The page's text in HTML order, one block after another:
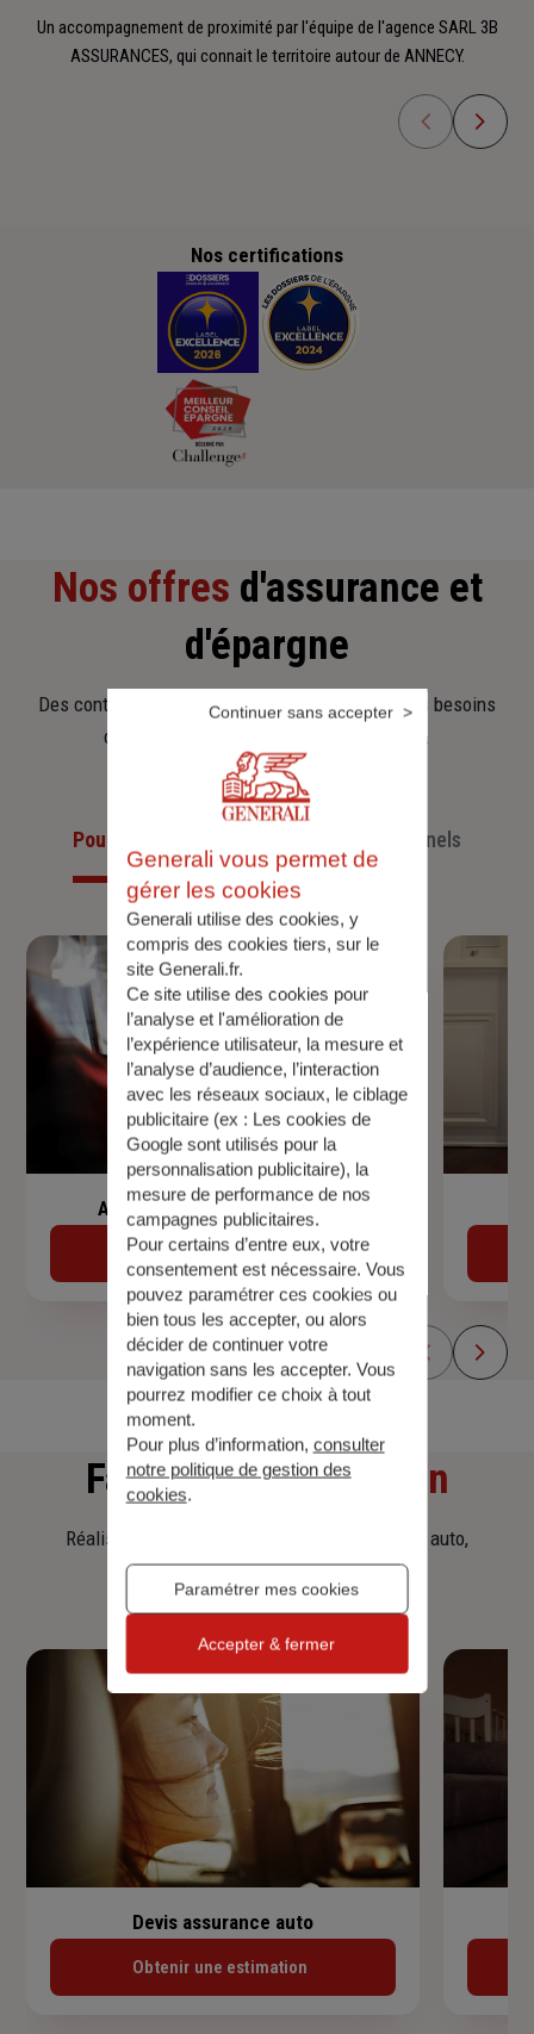
Un accompagnement de proximité par l'équipe de l'agence SARL 3B
ASSURANCES, qui connait le territoire autour de ANNECY.
Nos certifications
Nos offres d'assurance et
d'épargne
Des contrats clairs et flexibles pour sécuriser vos besoins
d’aujourd’hui et anticiper ceux de demain.
Pour les particuliers Pour les professionnels
Assurance de prêt immobilier
Découvrir
Faitesune simulation
Réalisez une simulation tarifaire d'assurance, auto,
habitation, prêt immobilier.
Devis assurance auto
Obtenir une estimation
Generali vous permet de
gérer les cookies
Generali utilise des cookies, y
compris des cookies tiers, sur le
site Generali.fr.
Ce site utilise des cookies pour
l’analyse et l'amélioration de
l’expérience utilisateur, la mesure et
l’analyse d’audience, l’interaction
avec les réseaux sociaux, le ciblage
publicitaire (ex : Les cookies de
Google sont utilisés pour la
personnalisation publicitaire), la
mesure de performance de nos
campagnes publicitaires.
Pour certains d’entre eux, votre
consentement est nécessaire. Vous
pouvez paramétrer ces cookies ou
bien tous les accepter, ou alors
décider de continuer votre
navigation sans les accepter. Vous
pourrez modifier ce choix à tout
moment.
Pour plus d’information, consulter
notre politique de gestion des
cookies.
Paramétrer mes cookies
Continuer sans accepter
Accepter & fermer